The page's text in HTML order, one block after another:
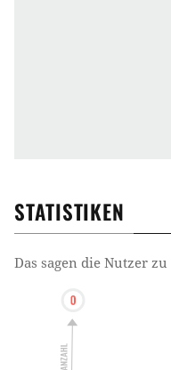
STATISTIKEN
Das sagen die Nutzer zu